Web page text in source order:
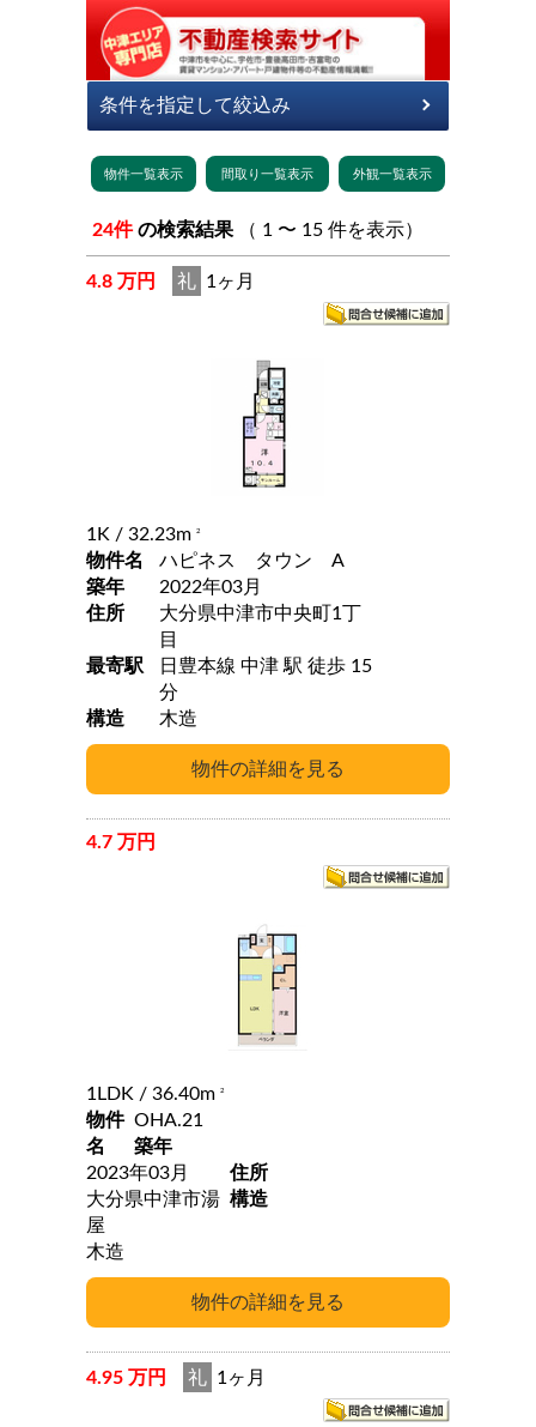
24件 の検索結果 （ 1 〜 15 件を表示）
4.8 万円 礼 1ヶ月
1K / 32.23m 2
物件名
ハピネス タウン A
築年
2022年03月
住所
大分県中津市中央町1丁
目
最寄駅
日豊本線 中津 駅 徒歩 15
分
構造
木造
4.7 万円
1LDK / 36.40m 2
物件
名
OHA.21
築年
2023年03月
住所
大分県中津市湯
屋
構造
木造
4.95 万円 礼 1ヶ月